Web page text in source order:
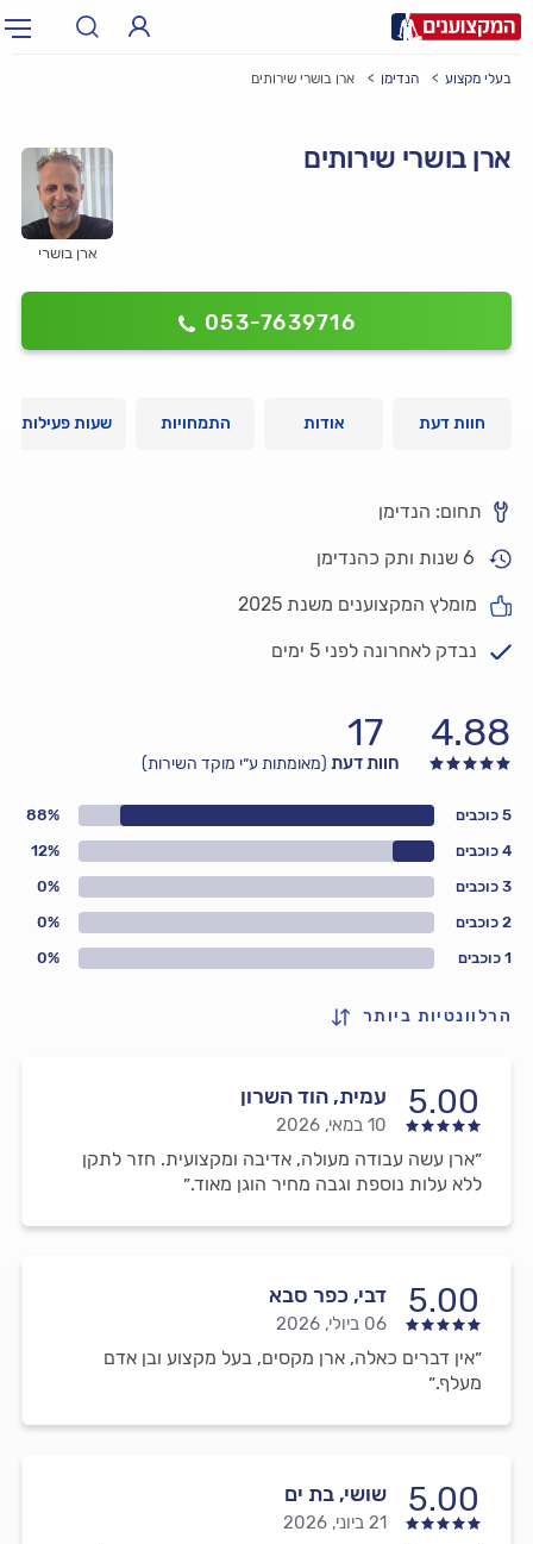
עיר:
בעלי מקצוע הנדימן ארן בושרי שירותים
ארן בושרי
ארן בושרי שירותים
053-7639716
חוות דעת אודות התמחויות שעות פעילות
תחום: הנדימן
6 שנות ותק כהנדימן
מומלץ המקצוענים משנת 2025
נבדק לאחרונה לפני 5 ימים
4.88
17
חוות דעת (מאומתות ע״י מוקד השירות)
1 כוכבים 0%
2 כוכבים 0%
3 כוכבים 0%
4 כוכבים 12%
5 כוכבים 88%
הרלוונטיות ביותר
5.00 עמית, הוד השרון
10 במאי, 2026
״ארן עשה עבודה מעולה, אדיבה ומקצועית. חזר לתקן
ללא עלות נוספת וגבה מחיר הוגן מאוד.״
5.00 דבי, כפר סבא
06 ביולי, 2026
״אין דברים כאלה, ארן מקסים, בעל מקצוע ובן אדם
מעלף.״
5.00 שושי, בת ים
21 ביוני, 2026